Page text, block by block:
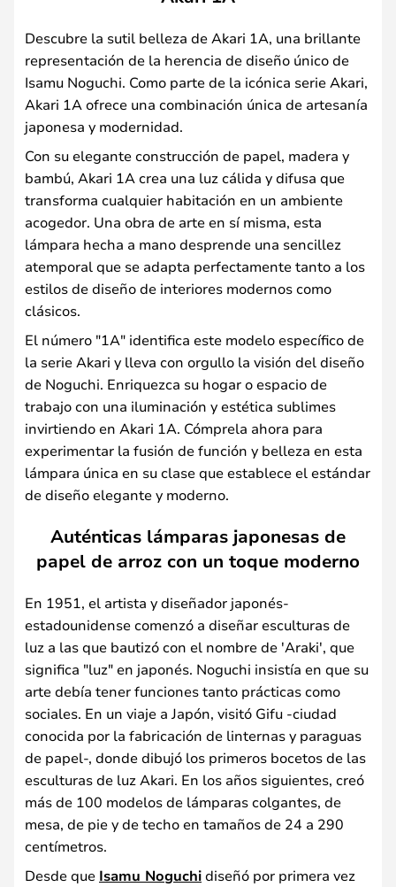
Descubre la sutil belleza de Akari 1A, una brillante
representación de la herencia de diseño único de
Isamu Noguchi. Como parte de la icónica serie Akari,
Akari 1A ofrece una combinación única de artesanía
japonesa y modernidad.
Con su elegante construcción de papel, madera y
bambú, Akari 1A crea una luz cálida y difusa que
transforma cualquier habitación en un ambiente
acogedor. Una obra de arte en sí misma, esta
lámpara hecha a mano desprende una sencillez
atemporal que se adapta perfectamente tanto a los
estilos de diseño de interiores modernos como
clásicos.
El número "1A" identifica este modelo específico de
la serie Akari y lleva con orgullo la visión del diseño
de Noguchi. Enriquezca su hogar o espacio de
trabajo con una iluminación y estética sublimes
invirtiendo en Akari 1A. Cómprela ahora para
experimentar la fusión de función y belleza en esta
lámpara única en su clase que establece el estándar
de diseño elegante y moderno.
Auténticas lámparas japonesas de
papel de arroz con un toque moderno
En 1951, el artista y diseñador japonés-
estadounidense comenzó a diseñar esculturas de
luz a las que bautizó con el nombre de 'Araki', que
significa "luz" en japonés. Noguchi insistía en que su
arte debía tener funciones tanto prácticas como
sociales. En un viaje a Japón, visitó Gifu -ciudad
conocida por la fabricación de linternas y paraguas
de papel-, donde dibujó los primeros bocetos de las
esculturas de luz Akari. En los años siguientes, creó
más de 100 modelos de lámparas colgantes, de
mesa, de pie y de techo en tamaños de 24 a 290
centímetros.
Desde que Isamu Noguchidiseñó por primera vez